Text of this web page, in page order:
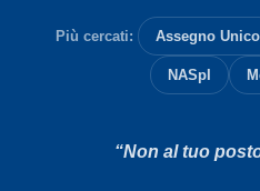
Più cercati: Assegno Unico
NASpI
“Non al tuo